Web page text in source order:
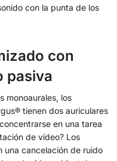
con la punta de los
con
pasiva
monoaurales, los
tienen dos auriculares
en una tarea
de vídeo? Los
una cancelación de ruido